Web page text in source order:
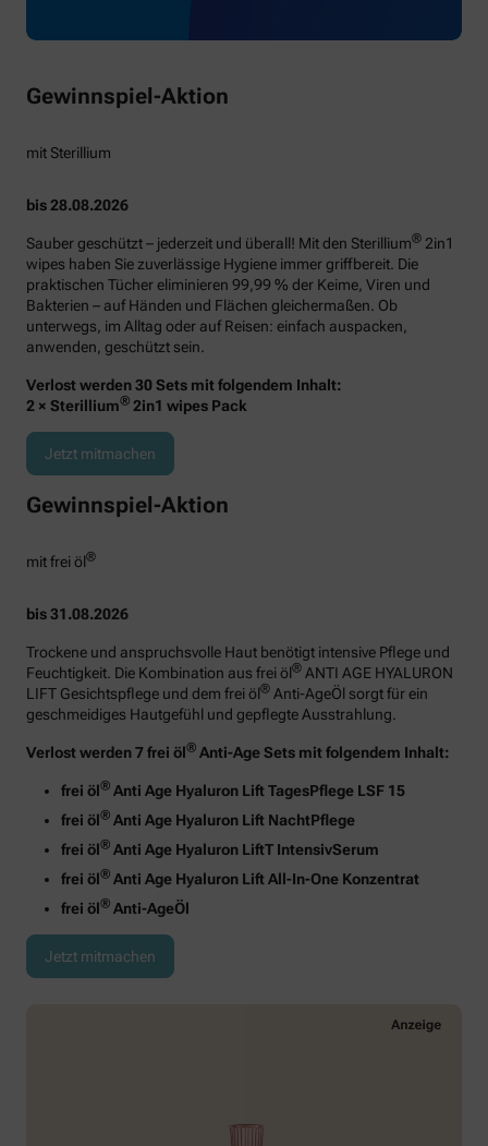
Gewinnspiel-Aktion
mit Sterillium
bis 28.08.2026
Sauber geschützt – jederzeit und überall! Mit den Sterillium® 2in1
wipes haben Sie zuverlässige Hygiene immer griffbereit. Die
praktischen Tücher eliminieren 99,99 % der Keime, Viren und
Bakterien – auf Händen und Flächen gleichermaßen. Ob
unterwegs, im Alltag oder auf Reisen: einfach auspacken,
anwenden, geschützt sein.
Verlost werden 30 Sets mit folgendem Inhalt:
2 × Sterillium® 2in1 wipes Pack
Jetzt mitmachen
Gewinnspiel-Aktion
mit frei öl®
bis 31.08.2026
Trockene und anspruchsvolle Haut benötigt intensive Pflege und
Feuchtigkeit. Die Kombination aus frei öl® ANTI AGE HYALURON
LIFT Gesichtspflege und dem frei öl® Anti-AgeÖl sorgt für ein
geschmeidiges Hautgefühl und gepflegte Ausstrahlung.
Verlost werden 7 frei öl® Anti-Age Sets mit folgendem Inhalt:
frei öl® Anti Age Hyaluron Lift TagesPflege LSF 15
frei öl® Anti Age Hyaluron Lift NachtPflege
frei öl® Anti Age Hyaluron LiftT IntensivSerum
frei öl® Anti Age Hyaluron Lift All-In-One Konzentrat
frei öl® Anti-AgeÖl
Jetzt mitmachen